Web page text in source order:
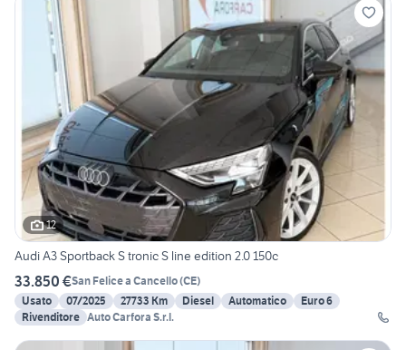
12
Audi A3 Sportback S tronic S line edition 2.0 150c
33.850 €San Felice a Cancello(CE)
Usato
07/2025 27733 Km Diesel Automatico
Euro 6
Rivenditore Auto Carfora S.r.l.